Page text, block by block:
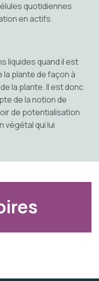
quotidiennes
en actifs.
liquides quand il est
la plante de façon à
la plante. Il est donc
de la notion de
de potentialisation
végétal qui lui